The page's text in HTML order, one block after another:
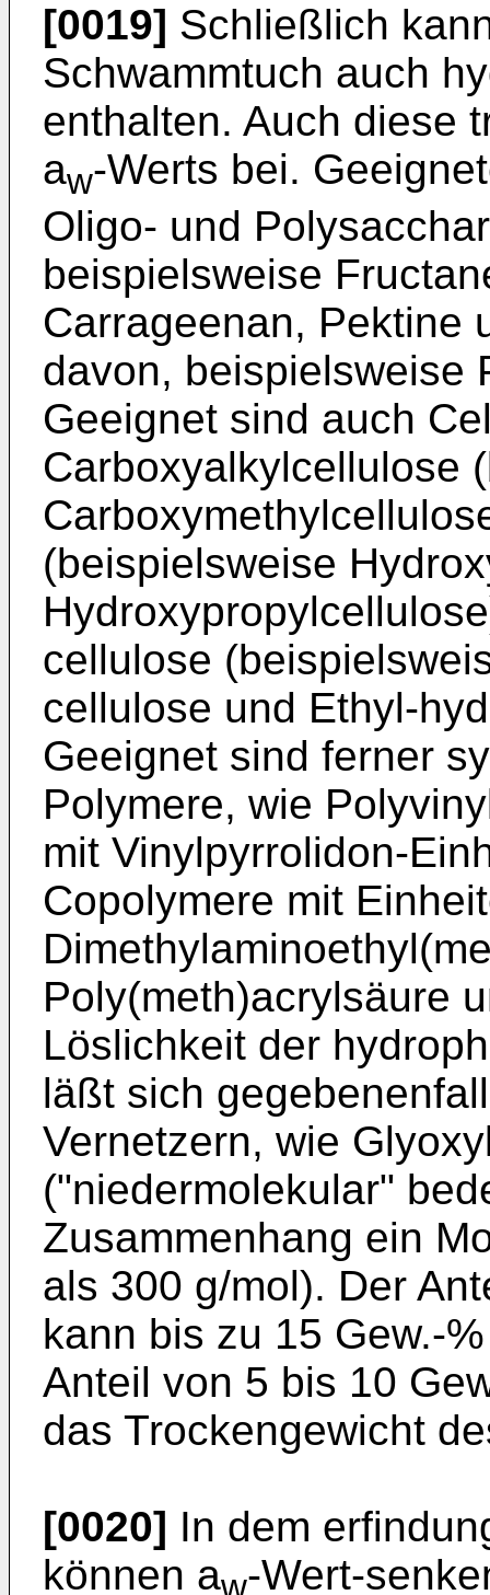
[0019] Schließlich
Schwammtuch auch
enthalten. Auch diese
aw-Werts bei.
Oligo- und
beispielsweise
Carrageenan, Pektine
davon, beispielsweise
Geeignet sind auch
Carboxyalkylcellulose
(beispielsweise
cellulose
cellulose und Ethyl-
Geeignet sind ferner
Polymere, wie
mit Vinylpyrrolidon-
Copolymere mit
Poly(meth)acrylsäure
Löslichkeit der
läßt sich
Vernetzern, wie
("niedermolekular"
Zusammenhang ein
als 300 g/mol). Der
kann bis zu 15 Gew.-
Anteil von 5 bis 10
das Trockengewicht
[0020] In dem
können aw-Wert-